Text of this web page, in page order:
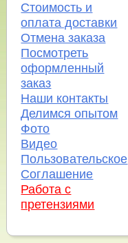
Стоимость и
оплата доставки
Отмена заказа
Посмотреть
оформленный
заказ
Наши контакты
Делимся опытом
Фото
Видео
Пользовательское
Соглашение
Работа с
претензиями